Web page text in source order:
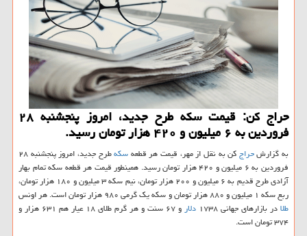
حراج كن: قیمت سكه طرح جدید، امروز پنجشنبه ۲۸
فروردین به ۶ میلیون و ۴۲۰ هزار تومان رسید.
به گزارشحراجكن به نقل از مهر، قیمت هر قطعهسكه
طرح جدید، امروز پنجشنبه ۲۸
فروردین به ۶ میلیون و ۴۲۰ هزار تومان رسید. همینطور قیمت هر قطعه سكه تمام بهار
آزادی طرح قدیم به ۶ میلیون و ۲۰۰ هزار تومان، نیم سكه ۳ میلیون و ۱۸۰ هزار تومان،
ربع سكه ۱ میلیون و ۸۸۰ هزار تومان و سكه یك گرمی ۹۸۰ هزار تومان است. هر اونس
طلادر بازارهای جهانی ۱۷۳۸ دلار
و ۶۷ سنت و هر گرم طلای ۱۸ عیار هم ۶۳۱ هزار و
۳۷۴ تومان است.